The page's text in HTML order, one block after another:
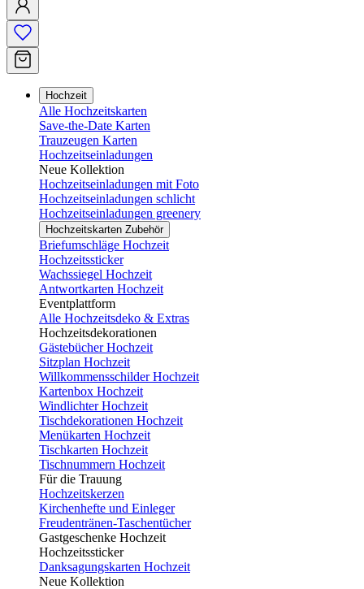
Hochzeit
Alle Hochzeitskarten
Save-the-Date Karten
Trauzeugen Karten
Hochzeitseinladungen
Neue Kollektion
Hochzeitseinladungen mit Foto
Hochzeitseinladungen schlicht
Hochzeitseinladungen greenery
Hochzeitskarten Zubehör
Briefumschläge Hochzeit
Hochzeitssticker
Wachssiegel Hochzeit
Antwortkarten Hochzeit
Eventplattform
Alle Hochzeitsdeko & Extras
Hochzeitsdekorationen
Gästebücher Hochzeit
Sitzplan Hochzeit
Willkommensschilder Hochzeit
Kartenbox Hochzeit
Windlichter Hochzeit
Tischdekorationen Hochzeit
Menükarten Hochzeit
Tischkarten Hochzeit
Tischnummern Hochzeit
Für die Trauung
Hochzeitskerzen
Kirchenhefte und Einleger
Freudentränen-Taschentücher
Gastgeschenke Hochzeit
Hochzeitssticker
Danksagungskarten Hochzeit
Neue Kollektion